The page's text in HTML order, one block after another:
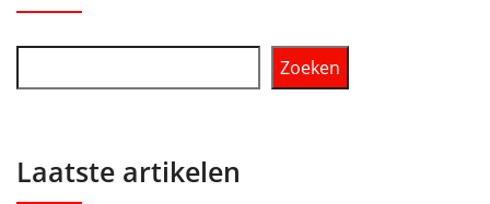
Zoeken
Laatste artikelen